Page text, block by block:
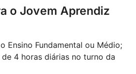
o Jovem Aprendiz
Ensino Fundamental ou Médio;
4 horas diárias no turno da